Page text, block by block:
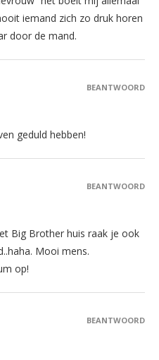
iemand zich zo druk horen
door de mand.
geduld hebben!
BEANTWOORD
Big Brother huis raak je ook
Mooi mens.
op!
BEANTWOORD
BEANTWOORD